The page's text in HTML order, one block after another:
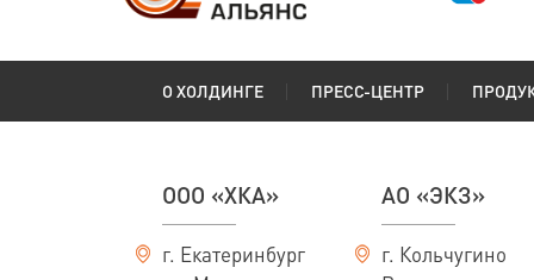
О ХОЛДИНГЕ ПРЕСС-ЦЕНТР
ООО «ХКА»
г. Екатеринбург
АО «ЭКЗ»
г. Кольчугино